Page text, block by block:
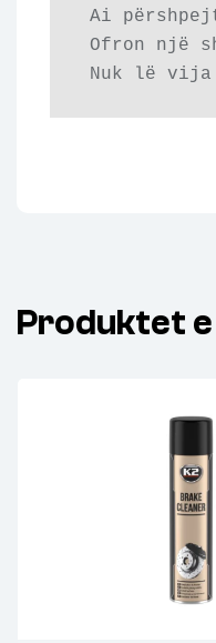
Ai
Ofron një
Nuk lë vija
Produktet